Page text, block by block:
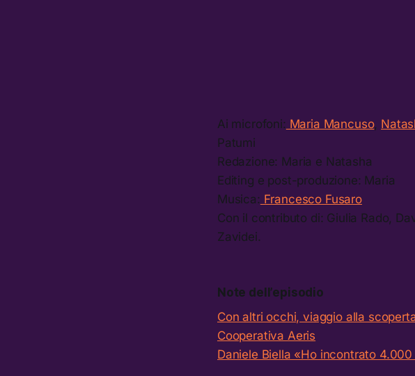
Ai microfoni: Maria Mancuso,
Patumi
Redazione: Maria e Natasha
Editing e post-produzione: Maria
Musica: Francesco Fusaro
Con il contributo di: Giulia Rado,
Zavidei.
Note dell’episodio
Con altri occhi, viaggio alla
Cooperativa Aeris
Daniele Biella «Ho incontrato